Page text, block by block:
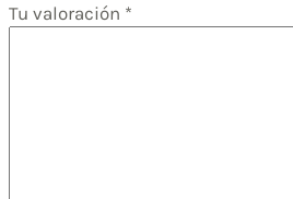
Tu valoración *